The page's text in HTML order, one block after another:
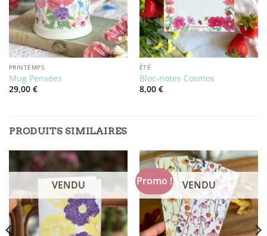
PRINTEMPS
Mug Pensées
29,00 €
ÉTÉ
Bloc-notes Cosmos
8,00 €
PRODUITS SIMILAIRES
VENDU Promo ! VENDU